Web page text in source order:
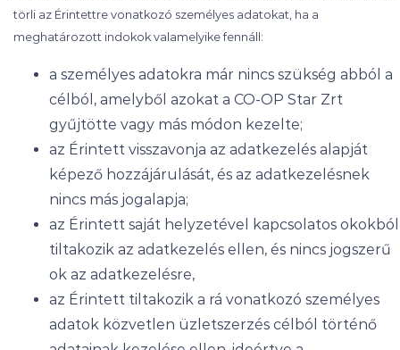
törli az Érintettre vonatkozó személyes adatokat, ha a
meghatározott indokok valamelyike fennáll:
a személyes adatokra már nincs szükség abból a
célból, amelyből azokat a CO-OP Star Zrt
gyűjtötte vagy más módon kezelte;
az Érintett visszavonja az adatkezelés alapját
képező hozzájárulását, és az adatkezelésnek
nincs más jogalapja;
az Érintett saját helyzetével kapcsolatos okokból
tiltakozik az adatkezelés ellen, és nincs jogszerű
ok az adatkezelésre,
az Érintett tiltakozik a rá vonatkozó személyes
adatok közvetlen üzletszerzés célból történő